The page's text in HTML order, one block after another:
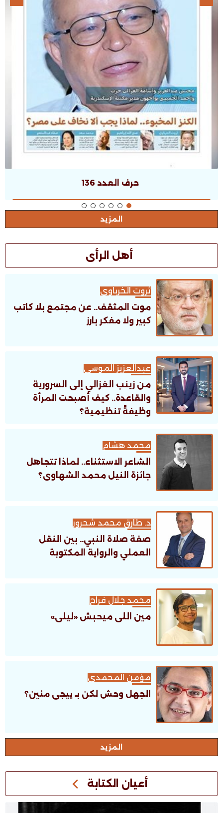
حرف العدد 135
المزيد
أهل الرأى
ثروت الخرباوى
موت المثقف.. عن مجتمع بلا كاتب
كبير ولا مفكر بارز
عبدالعزيز الموسى
من زينب الغزالي إلى السرورية
والقاعدة.. كيف أصبحت المرأة
وظيفةً تنظيمية؟
محمد هشام
الشاعر الاستثناء.. لماذا تتجاهل
جائزة النيل محمد الشهاوى؟
د. طارق محمد شحرور
صفة صلاة النبي.. بين النقل
العملي والرواية المكتوبة
محمد جلال فراج
مين اللى ميحبش «ليلى»
مؤمن المحمدى
الجهل وحش لكن بـ ييجى منين؟
اﻟﻤﺰﻳﺪ
أعيان الكتابة